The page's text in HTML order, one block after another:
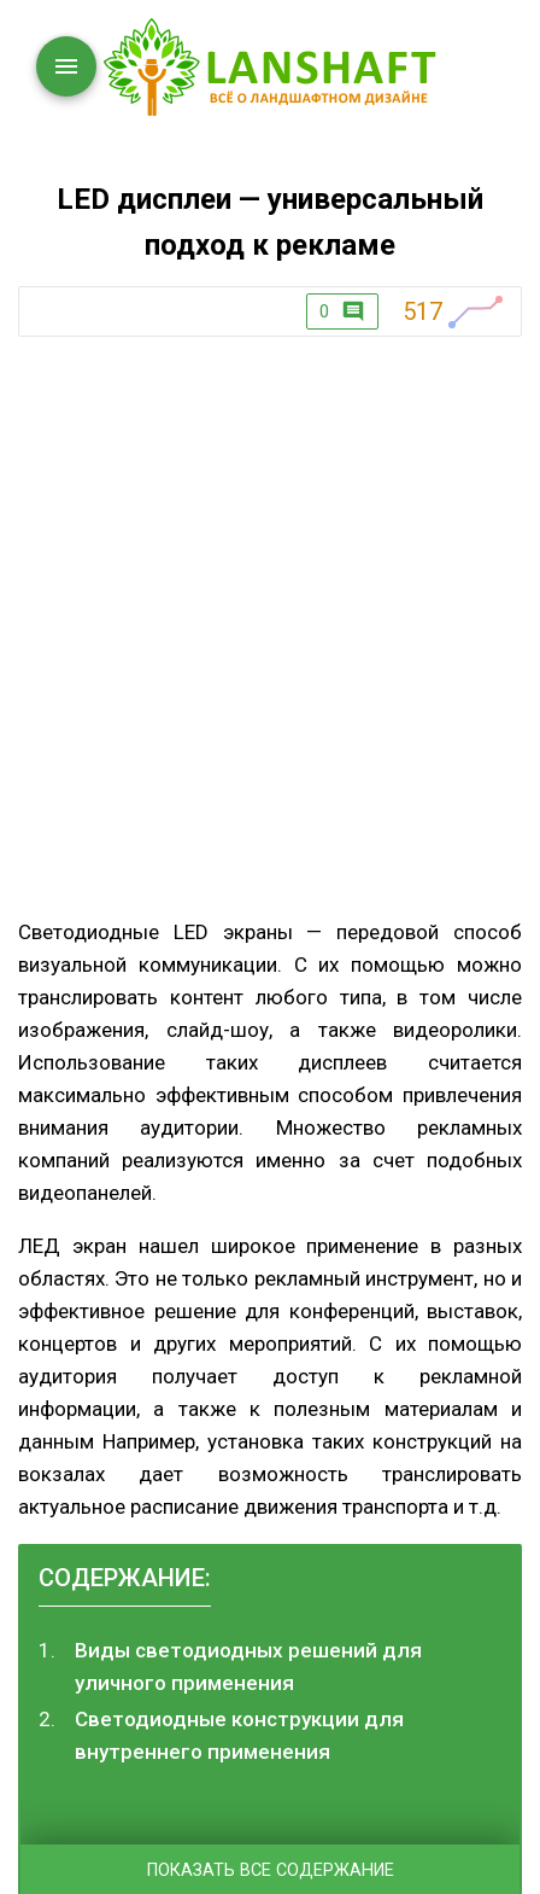
LED дисплеи — универсальный
подход к рекламе
0 517
Светодиодные LED экраны — передовой способ
визуальной коммуникации. С их помощью можно
транслировать контент любого типа, в том числе
изображения, слайд-шоу, а также видеоролики.
Использование таких дисплеев считается
максимально эффективным способом привлечения
внимания аудитории. Множество рекламных
компаний реализуются именно за счет подобных
видеопанелей.
ЛЕД экран нашел широкое применение в разных
областях. Это не только рекламный инструмент, но и
эффективное решение для конференций, выставок,
концертов и других мероприятий. С их помощью
аудитория получает доступ к рекламной
информации, а также к полезным материалам и
данным Например, установка таких конструкций на
вокзалах дает возможность транслировать
актуальное расписание движения транспорта и т.д.
СОДЕРЖАНИЕ:
Виды светодиодных решений для
уличного применения
Светодиодные конструкции для
внутреннего применения
ПОКАЗАТЬ ВСЕ СОДЕРЖАНИЕ